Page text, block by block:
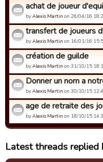
achat de joueur
byAlexis Martin on 26/04/16
transfert de joueurs
byAlexis Martin on 16/01/16
création de guilde
byAlexis Martin on 31/10/15
Donner un nom a
byAlexis Martin on 30/10/15
age de retraite des
byAlexis Martin on 18/10/15
Latest threads